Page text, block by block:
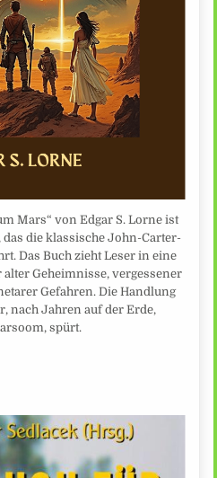
Mars“ von Edgar S. Lorne ist
die klassische John-Carter-
Das Buch zieht Leser in eine
Geheimnisse, vergessener
Gefahren. Die Handlung
nach Jahren auf der Erde,
spürt.